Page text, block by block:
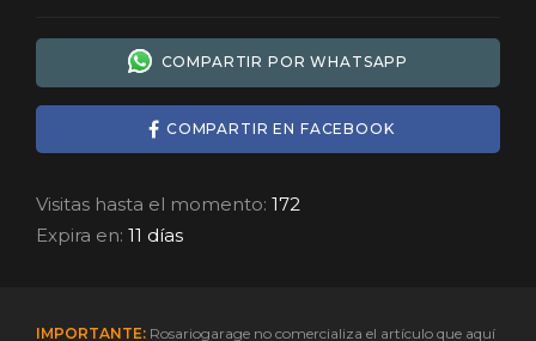
COMPARTIR POR WHATSAPP
COMPARTIR EN FACEBOOK
Visitas hasta el momento: 172
Expira en: 11 días
IMPORTANTE: Rosariogarage no comercializa el artículo que aquí